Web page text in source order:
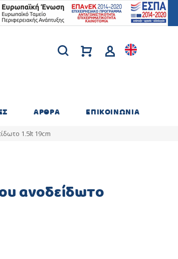
ΑΡΘΡΑ ΕΠΙΚΟΙΝΩΝΙΑ
1.5lt 19cm
ανοδείδωτο